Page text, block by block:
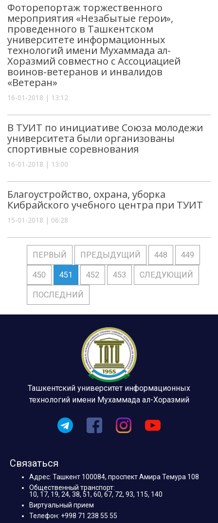
Фоторепортаж торжественного
мероприятия «Незабытые герои»,
проведенного в Ташкентском
университете информационных
технологий имени Мухаммада ал-
Хоразмий совместно с Ассоциацией
воинов-ветеранов и инвалидов
«Ветеран»
16-01-2018 | 13:12
В ТУИТ по инициативе Союза молодежи
университета были организованы
спортивные соревнования
16-01-2018 | 13:00
Благоустройство, охрана, уборка
Кибрайского учебного центра при ТУИТ
15-01-2018 | 06:28
ПЕРВЫЙ ПРЕДЫДУЩИЙ 448 449
450 451 452 453 СЛЕДУЮЩИЙ
ПОСЛЕДНИЙ
Ташкентский университет информационных
технологий имени Мухаммада ал-Хоразмий
Связаться
Адрес: Ташкент 100084, проспект Амира Темура 108
Общественный транспорт:
10, 17, 19, 24, 38, 51, 60, 67, 72, 93, 115, 140
Виртуальный прием
Телефон: +998 71 238 55 55